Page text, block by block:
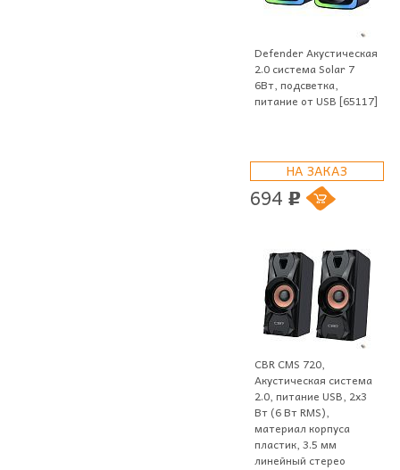
Defender Акустическая
2.0 система Solar 7
6Вт, подсветка,
питание от USB [65117]
НА ЗАКАЗ
694 p
CBR CMS 720,
Акустическая система
2.0, питание USB, 2х3
Вт (6 Вт RMS),
материал корпуса
пластик, 3.5 мм
линейный стерео